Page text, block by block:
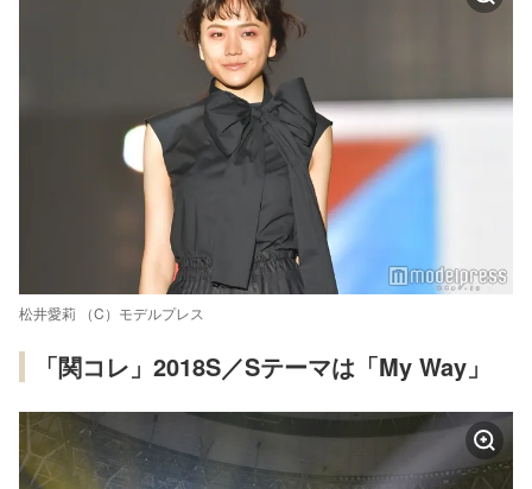
松井愛莉 （C）モデルプレス
「関コレ」2018S／Sテーマは「My Way」